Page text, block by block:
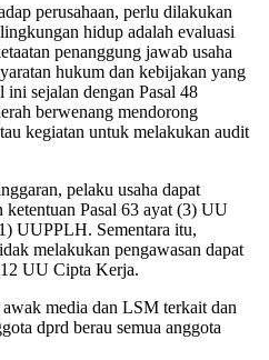
perusahaan, perlu dilakukan
hidup adalah evaluasi
penanggung jawab usaha
hukum dan kebijakan yang
sejalan dengan Pasal 48
berwenang mendorong
kegiatan untuk melakukan audit
pelaku usaha dapat
ketentuan Pasal 63 ayat (3) UU
UUPPLH. Sementara itu,
melakukan pengawasan dapat
UU Cipta Kerja.
media dan LSM terkait dan
dprd berau semua anggota